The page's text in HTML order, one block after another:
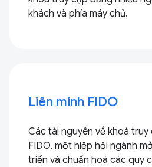
khách và phía máy chủ.
Liên minh FIDO
Các tài nguyên về khoá truy
FIDO, một hiệp hội ngành
triển và chuẩn hoá các quy